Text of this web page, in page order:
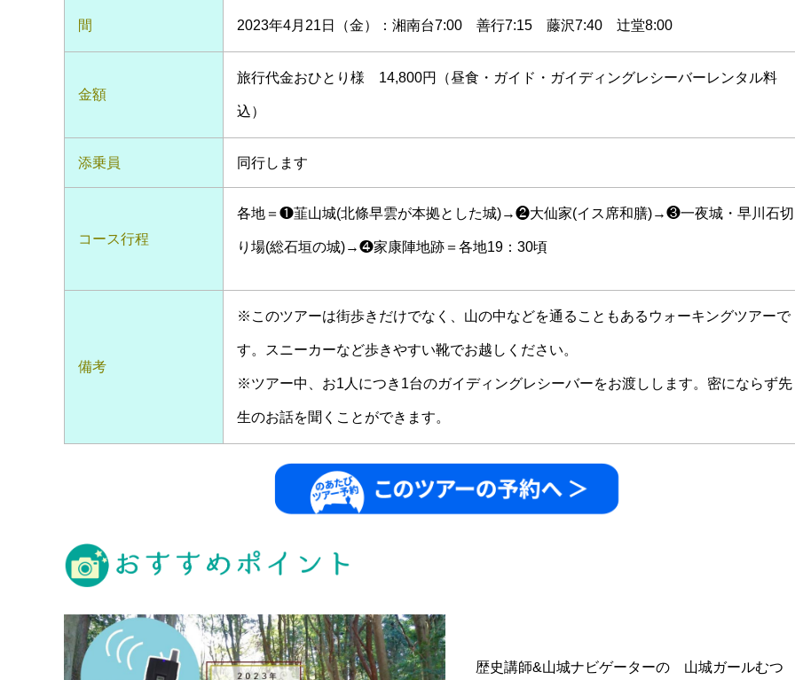
間 2023年4月21日（金）：湘南台7:00 善行7:15 藤沢7:40 辻堂8:00
金額
旅行代金おひとり様 14,800円（昼食・ガイド・ガイディングレシーバーレンタル料
込）
添乗員 同行します
コース行程
各地＝❶韮山城(北條早雲が本拠とした城)→❷大仙家(イス席和膳)→❸一夜城・早川石切
り場(総石垣の城)→❹家康陣地跡＝各地19：30頃
備考
※このツアーは街歩きだけでなく、山の中などを通ることもあるウォーキングツアーで
す。スニーカーなど歩きやすい靴でお越しください。
※ツアー中、お1人につき1台のガイディングレシーバーをお渡しします。密にならず先
生のお話を聞くことができます。
歴史講師&山城ナビゲーターの 山城ガールむつ